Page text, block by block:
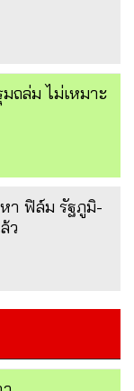
ถล่ม ไม่เหมาะ
า ฟิล์ม รัฐภูมิ-
ว